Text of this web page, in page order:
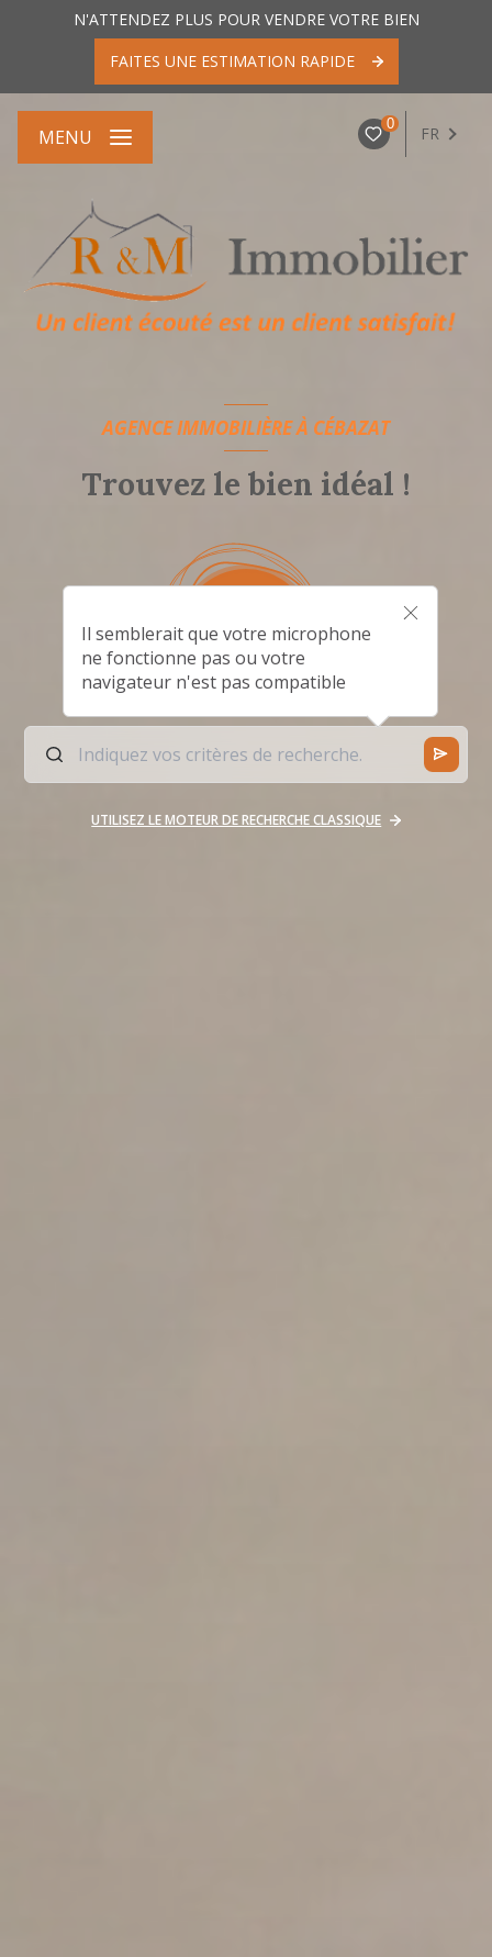
N'ATTENDEZ PLUS POUR VENDRE VOTRE BIEN
FAITES UNE ESTIMATION RAPIDE
0 FR
MENU
AGENCE IMMOBILIÈRE À CÉBAZAT
Trouvez le bien idéal !
Il semblerait que votre microphone
ne fonctionne pas ou votre
navigateur n'est pas compatible
UTILISEZ LE MOTEUR DE RECHERCHE CLASSIQUE